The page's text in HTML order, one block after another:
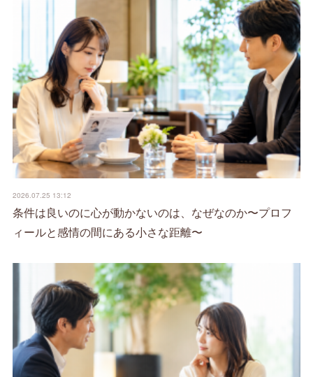
2026.07.25 13:12
条件は良いのに心が動かないのは、なぜなのか〜プロフ
ィールと感情の間にある小さな距離〜